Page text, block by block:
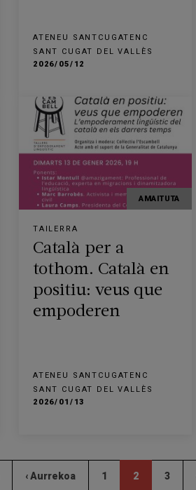
ATENEU SANTCUGATENC
SANT CUGAT DEL VALLÈS
2026/05/12
AMAITUTA
TAILERRA
Català per a
tothom. Català en
positiu: veus que
empoderen
ATENEU SANTCUGATENC
SANT CUGAT DEL VALLÈS
2026/01/13
‹ Aurrekoa 1 2 3